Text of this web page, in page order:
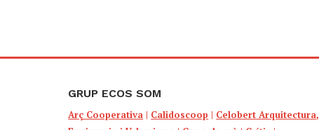
GRUP ECOS SOM
Arç Cooperativa | Calidoscoop | Celobert Arquitectura,